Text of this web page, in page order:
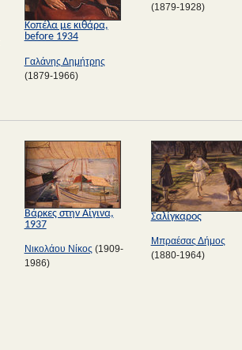
Κοπέλα με κιθάρα,
before 1934
Γαλάνης Δημήτρης
(1879-1966)
(1879-1928)
Βάρκες στην Αίγινα,
1937
Νικολάου Νίκος (1909-
1986)
Σαλίγκαρος
Μπραέσας Δήμος
(1880-1964)